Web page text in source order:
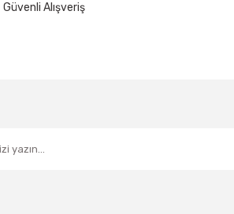
Güvenli Alışveriş